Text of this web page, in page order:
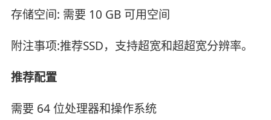
存储空间: 需要 10 GB 可用空间
附注事项:推荐SSD，支持超宽和超超宽分辨率。
推荐配置
需要 64 位处理器和操作系统